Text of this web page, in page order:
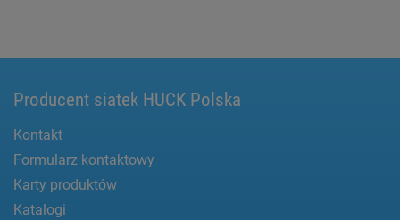
Producent siatek HUCK Polska
Kontakt
Formularz kontaktowy
Karty produktów
Katalogi